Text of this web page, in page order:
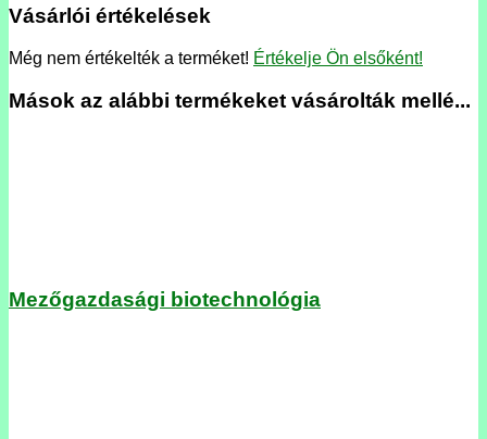
Vásárlói értékelések
Még nem értékelték a terméket! Értékelje Ön elsőként!
Mások az alábbi termékeket vásárolták mellé...
Mezőgazdasági biotechnológia